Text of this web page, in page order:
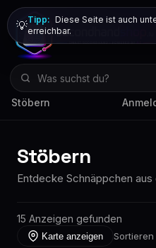
Stöbern
💡Tipp: Diese Seite ist auch
erreichbar.
Stöbern
Entdecke Schnäppchen aus
15 Anzeigen gefunden
Karte anzeigen Sortieren